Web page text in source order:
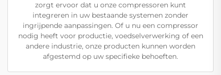
zorgt ervoor dat u onze compressoren kunt
integreren in uw bestaande systemen zonder
ingrijpende aanpassingen. Of u nu een compressor
nodig heeft voor productie, voedselverwerking of een
andere industrie, onze producten kunnen worden
afgestemd op uw specifieke behoeften.